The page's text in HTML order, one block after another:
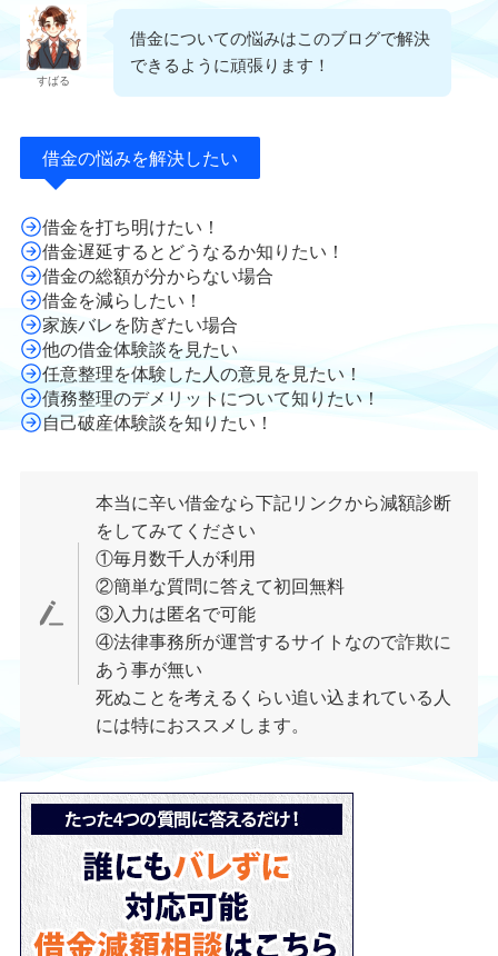
すばる
借金についての悩みはこのブログで解決
できるように頑張ります！
借金の悩みを解決したい
借金を打ち明けたい！
借金遅延するとどうなるか知りたい！
借金の総額が分からない場合
借金を減らしたい！
家族バレを防ぎたい場合
他の借金体験談を見たい
任意整理を体験した人の意見を見たい！
債務整理のデメリットについて知りたい！
自己破産体験談を知りたい！
本当に辛い借金なら下記リンクから減額診断
をしてみてください
①毎月数千人が利用
②簡単な質問に答えて初回無料
③入力は匿名で可能
④法律事務所が運営するサイトなので詐欺に
あう事が無い
死ぬことを考えるくらい追い込まれている人
には特におススメします。